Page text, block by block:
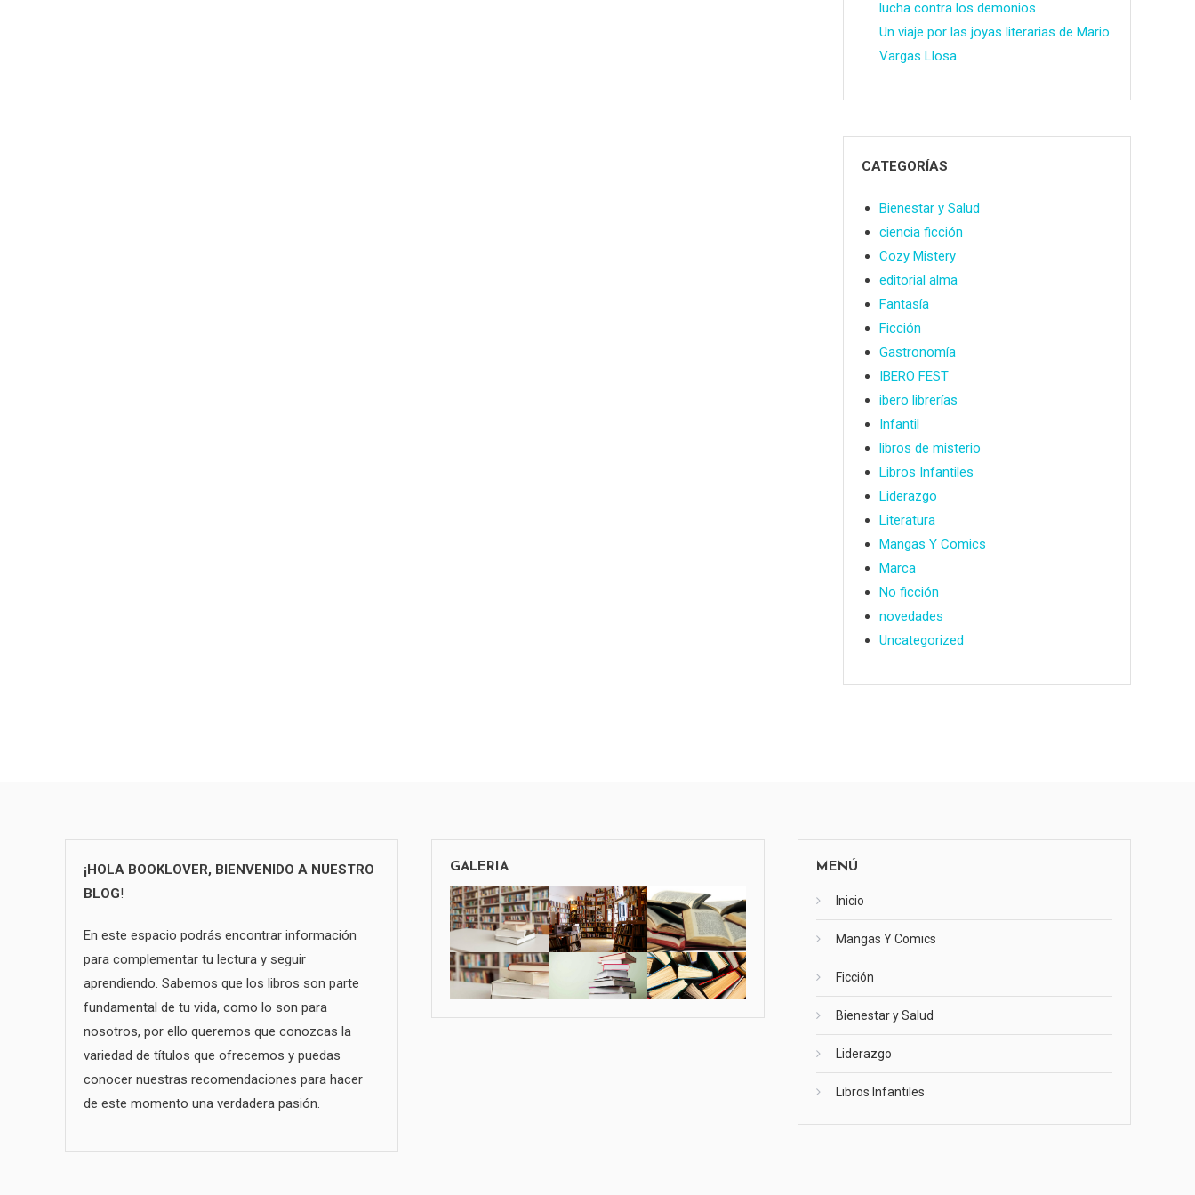
lucha contra los demonios
Un viaje por las joyas literarias de Mario
Vargas Llosa
CATEGORÍAS
Bienestar y Salud
ciencia ficción
Cozy Mistery
editorial alma
Fantasía
Ficción
Gastronomía
IBERO FEST
ibero librerías
Infantil
libros de misterio
Libros Infantiles
Liderazgo
Literatura
Mangas Y Comics
Marca
No ficción
novedades
Uncategorized
¡HOLA BOOKLOVER, BIENVENIDO A NUESTRO
BLOG!
En este espacio podrás encontrar información
para complementar tu lectura y seguir
aprendiendo. Sabemos que los libros son parte
fundamental de tu vida, como lo son para
nosotros, por ello queremos que conozcas la
variedad de títulos que ofrecemos y puedas
conocer nuestras recomendaciones para hacer
de este momento una verdadera pasión.
GALERIA MENÚ
Inicio
Mangas Y Comics
Ficción
Bienestar y Salud
Liderazgo
Libros Infantiles